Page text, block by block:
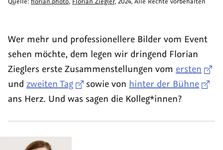
Wer mehr und professionellere Bilder vom Event
sehen möchte, dem legen wir dringend Florian
Zieglers erste Zusammenstellungen vom ersten
und zweiten Tag sowie von hinter der Bühne
ans Herz. Und was sagen die Kolleg*innen?